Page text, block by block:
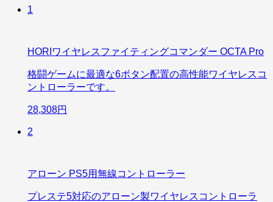
1
HORIワイヤレスファイティングコマンダー OCTA Pro
格闘ゲームに最適な6ボタン配置の高性能ワイヤレスコ
ントローラーです。
28,308円
2
アローン PS5用無線コントローラー
プレステ5対応のアローン製ワイヤレスコントローラ